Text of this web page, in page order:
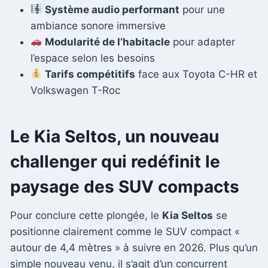
Système audio performant pour une
ambiance sonore immersive
Modularité de l’habitacle pour adapter
l’espace selon les besoins
Tarifs compétitifs face aux Toyota C-HR et
Volkswagen T-Roc
Le Kia Seltos, un nouveau
challenger qui redéfinit le
paysage des SUV compacts
Pour conclure cette plongée, le Kia Seltos se
positionne clairement comme le SUV compact «
autour de 4,4 mètres » à suivre en 2026. Plus qu’un
simple nouveau venu, il s’agit d’un concurrent